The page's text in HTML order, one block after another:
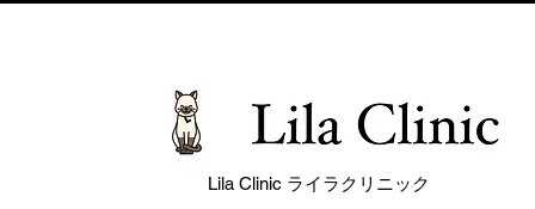
Lila Clinic ライラクリニック​